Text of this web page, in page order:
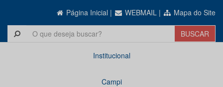
Página Inicial | WEBMAIL | Mapa do Site
Institucional
Campi